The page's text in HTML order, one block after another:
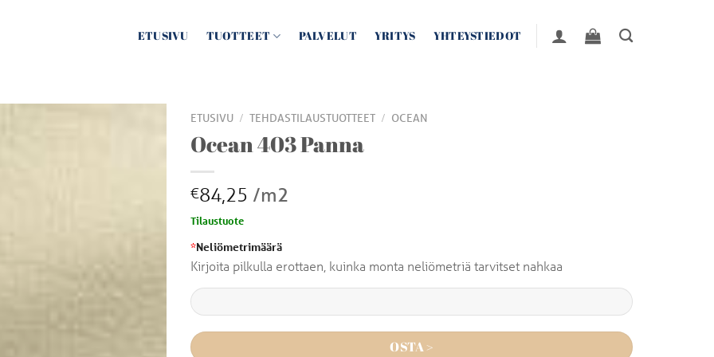
ETUSIVU TUOTTEET PALVELUT YRITYS YHTEYSTIEDOT
ETUSIVU / TEHDASTILAUSTUOTTEET / OCEAN
Ocean 403 Panna
€84,25 /m2
Tilaustuote
*Neliömetrimäärä
Kirjoita pilkulla erottaen, kuinka monta neliömetriä tarvitset nahkaa
OSTA >